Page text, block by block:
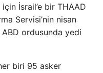
İsrail’e bir THAAD
Servisi’nin nisan
ABD ordusunda yedi
biri 95 asker